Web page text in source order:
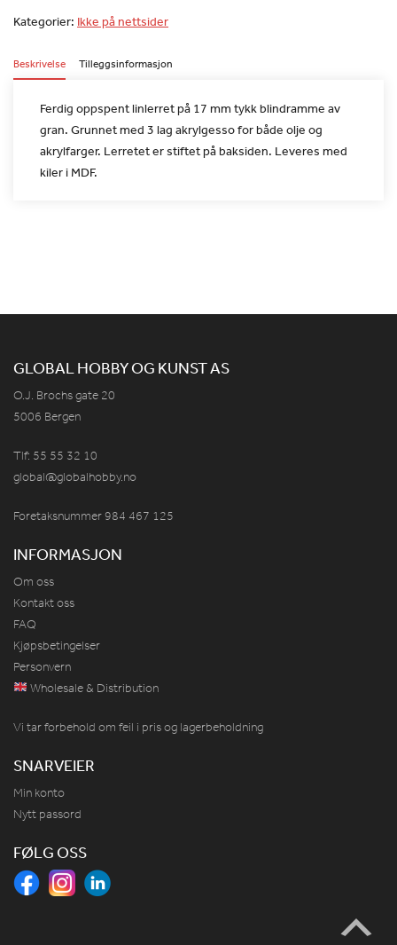
Kategorier: Ikke på nettsider
Beskrivelse Tilleggsinformasjon
Ferdig oppspent linlerret på 17 mm tykk blindramme av
gran. Grunnetmed 3 lag akrylgesso for både olje og
akrylfarger. Lerretet erstiftet på baksiden. Leveres med
kiler i MDF.
GLOBAL HOBBY OG KUNST AS
O.J. Brochs gate 20
5006 Bergen
Tlf: 55 55 32 10
global@globalhobby.no
Foretaksnummer 984 467 125
INFORMASJON
Om oss
Kontakt oss
FAQ
Kjøpsbetingelser
Personvern
Wholesale & Distribution
Vi tar forbehold om feil i pris og lagerbeholdning
SNARVEIER
Min konto
Nytt passord
FØLG OSS